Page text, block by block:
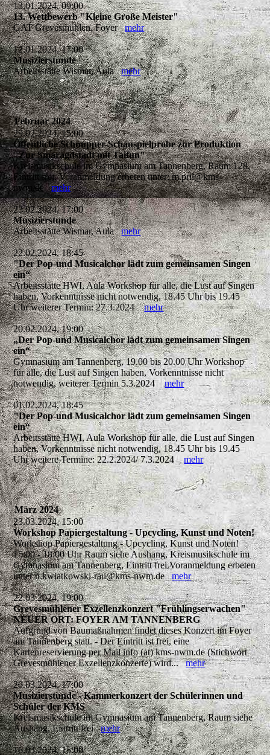
13.01.2024, 09:00
13. Wettbewerb "Kleine Große Meister"
GAT Grevesmühlen, Foyermehr
12.01.2024, 17:00
Musizierstunde
Arbeitsstätte Wismar, Aulamehr
Februar 2024
29.02.2024, 15:00
Öffentliche Schnupper-Schauspielprobe zur Produktion
"Zur Smaragdstadt mit Taifun"
Kreismusikschule im Gymnasium am Tannenberg, Raum 128,
Eintritt frei, Voranmeldung erbeten unter: m.pril@kms-
nwm.demehr
23.02.2024, 17:00
Musizierstunde
Arbeitsstätte Wismar, Aulamehr
22.02.2024, 18:45
"Der Pop-und Musicalchor lädt zum gemeinsamen Singen
ein“
Arbeitsstätte HWI, Aula Workshop für alle, die Lust auf Singen
haben, Vorkenntnisse nicht notwendig, 18.45 Uhr bis 19.45
Uhr weiterer Termin: 27.3.2024mehr
20.02.2024, 19:00
„Der Pop-und Musicalchor lädt zum gemeinsamen Singen
ein“
Gymnasium am Tannenberg, 19.00 bis 20.00 Uhr Workshop
für alle, die Lust auf Singen haben, Vorkenntnisse nicht
notwendig, weiterer Termin 5.3.2024mehr
01.02.2024, 18:45
"Der Pop-und Musicalchor lädt zum gemeinsamen Singen
ein“
Arbeitsstätte HWI, Aula Workshop für alle, die Lust auf Singen
haben, Vorkenntnisse nicht notwendig, 18.45 Uhr bis 19.45
Uhr weitere Termine: 22.2.2024/ 7.3.2024mehr
März 2024
23.03.2024, 15:00
Workshop Papiergestaltung - Upcycling, Kunst und Noten!
Workshop Papiergestaltung - Upcycling, Kunst und Noten!
15:00 - 18:00 Uhr Raum siehe Aushang, Kreismusikschule im
Gymnasium am Tannenberg, Eintritt frei Voranmeldung erbeten
unter n.kwiatkowski-rau@kms-nwm.demehr
22.03.2024, 19:00
Grevesmühlener Exzellenzkonzert "Frühlingserwachen"
NEUER ORT: FOYER AM TANNENBERG
Aufgrund von Baumaßnahmen findet dieses Konzert im Foyer
am Tannenberg statt. - Der Eintritt ist frei, eine
Kartenreservierung per Mail info (at) kms-nwm.de (Stichwort
Grevesmühlener Exzellenzkonzerte) wird...mehr
20.03.2024, 17:00
Musizierstunde - Kammerkonzert der Schülerinnen und
Schüler der KMS
Kreismusikschule im Gymnasium am Tannenberg, Raum siehe
Aushang, Eintritt freimehr
16.03.2024, 15:00